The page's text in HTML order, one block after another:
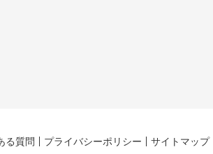
る質問 プライバシーポリシー サイトマップ